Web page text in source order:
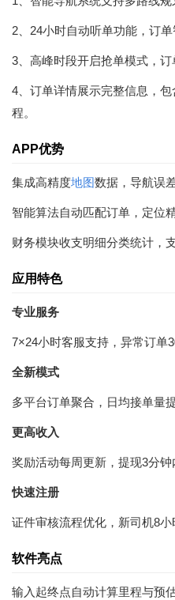
2、24小时自动听单功能，订
3、高峰时段开启抢单模式，订
4、订单详情展示完整信息，
程。
APP优势
集成高精度地图数据，导航误
智能算法自动匹配订单，定位
财务模块收支明细分类统计，
应用特色
专业服务
7×24小时客服支持，异常订单
全新模式
多平台订单聚合，日均接单量
更高收入
奖励活动每周更新，提现3分钟
快速注册
证件审核流程优化，新司机8小
软件亮点
输入起终点自动计算里程与预